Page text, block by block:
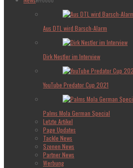
Aus DTL wird Barsch-Alarm
Dirk Nestler im Interview
YouTube Predator Cup 2021
Palms Mola German Special
Letzte Artikel
Page Updates
Tackle News
Szenen News
Partner News
Werbung